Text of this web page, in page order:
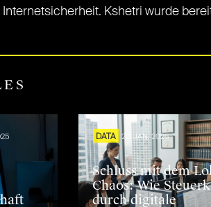
Kshetri wurde
DATA 20. JAN. 2026
Schluss mit dem
Chaos: Wie
durch digitale